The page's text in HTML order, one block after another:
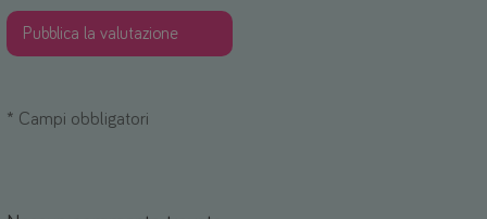
* Campi obbligatori